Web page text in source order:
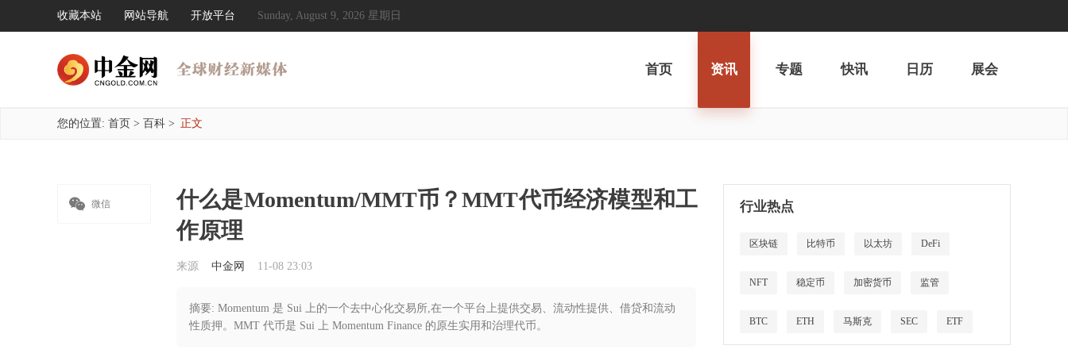
收藏本站 网站导航 开放平台 Sunday, August 9, 2026 星期日
首页 资讯 专题 快讯 日历 展会
您的位置: 首页 > 百科 > 正文
 微信
什么是Momentum/MMT币？MMT代币经济模型和工
作原理
来源 中金网 11-08 23:03
摘要: Momentum 是 Sui 上的一个去中心化交易所,在一个平台上提供交易、流动性提供、借贷和流动
性质押。MMT 代币是 Sui 上 Momentum Finance 的原生实用和治理代币。
行业热点
区块链 比特币 以太坊 DeFi
NFT 稳定币 加密货币 监管
BTC ETH 马斯克 SEC ETF